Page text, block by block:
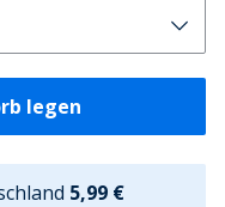
legen
5,99 €